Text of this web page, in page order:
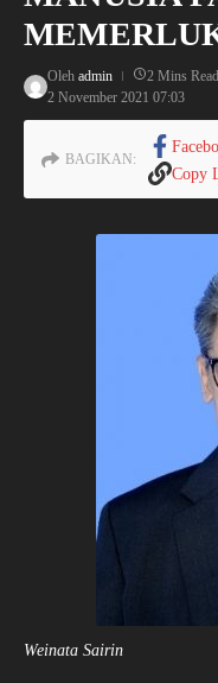
Oleh admin 2 Mins Read
2 November 2021 07:03
BAGIKAN:
Copy
Weinata Sairin